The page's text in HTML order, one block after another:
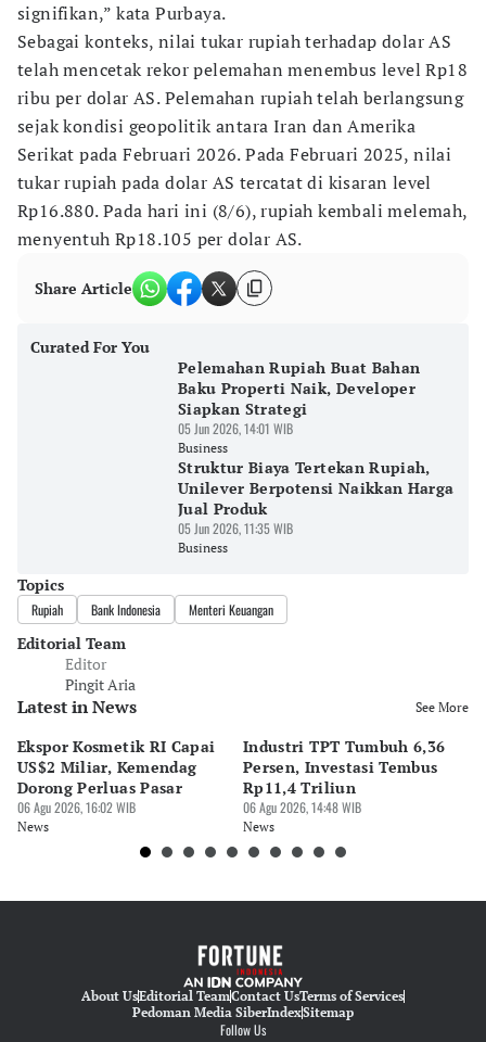
signifikan,” kata Purbaya.
Sebagai konteks, nilai tukar rupiah terhadap dolar AS
telah mencetak rekor pelemahan menembus level Rp18
ribu per dolar AS. Pelemahan rupiah telah berlangsung
sejak kondisi geopolitik antara Iran dan Amerika
Serikat pada Februari 2026. Pada Februari 2025, nilai
tukar rupiah pada dolar AS tercatat di kisaran level
Rp16.880. Pada hari ini (8/6), rupiah kembali melemah,
menyentuh Rp18.105 per dolar AS.
Share Article
Curated For You
Pelemahan Rupiah Buat Bahan
Baku Properti Naik, Developer
Siapkan Strategi
05 Jun 2026, 14:01 WIB
Business
Struktur Biaya Tertekan Rupiah,
Unilever Berpotensi Naikkan Harga
Jual Produk
05 Jun 2026, 11:35 WIB
Business
Topics
Rupiah Bank Indonesia Menteri Keuangan
Editorial Team
Editor
Pingit Aria
Latest in News See More
Ekspor Kosmetik RI Capai
US$2 Miliar, Kemendag
Dorong Perluas Pasar
06 Agu 2026, 16:02 WIB
News
Industri TPT Tumbuh 6,36
Persen, Investasi Tembus
Rp11,4 Triliun
06 Agu 2026, 14:48 WIB
News
About UsEditorial TeamContact UsTerms of Services
Pedoman Media SiberIndexSitemap
Follow Us